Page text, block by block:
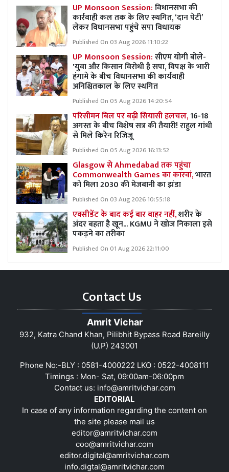
UP Monsoon Session:विधानसभा की
कार्रवाही कल तक के लिए स्थगित, ‘दान पेटी’
लेकर विधानसभा पहुंचे सपा विधायक
Published On 03 Aug 2026 11:10:22
UP Monsoon Session:सीएम योगी बोले-
'युवा और किसान विरोधी है सपा, विपक्ष के भारी
हंगामे के बीच विधानसभा की कार्यवाही
अनिश्चितकाल के लिए स्थगित
Published On 05 Aug 2026 14:20:54
परिसीमन बिल पर बढ़ी सियासी हलचल,16-18
अगस्त के बीच विशेष सत्र की तैयारी! राहुल गांधी
से मिले किरेन रिजिजू
Published On 05 Aug 2026 16:13:52
Glasgow से Ahmedabad तक पहुंचा
Commonwealth Games का कारवां,भारत
को मिला 2030 की मेजबानी का झंडा
Published On 03 Aug 2026 10:55:18
एक्सीडेंट के बाद कई बार बाहर नहीं,शरीर के
अंदर बहता है खून... KGMU ने खोज निकाला इसे
पकड़ने का तरीका
Published On 01 Aug 2026 22:11:00
Contact Us
Amrit Vichar
932, Katra Chand Khan, Pilibhit Bypass Road Bareilly
(U.P) 243001
Phone No:-BLY : 0581-4000222 LKO : 0522-4008111
Timings : Mon- Sat, 09:00am-06:00pm
Contact us: info@amritvichar.com
EDITORIAL
In case of any information regarding the content on
the site please mail us
editor@amritvichar.com
coo@amritvichar.com
editor.digital@amritvichar.com
info.digtal@amritvichar.com